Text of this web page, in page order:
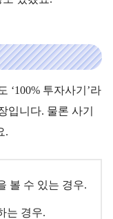
‘100% 투자사기’라
입니다. 물론 사기
.
볼 수 있는 경우.
는 경우.